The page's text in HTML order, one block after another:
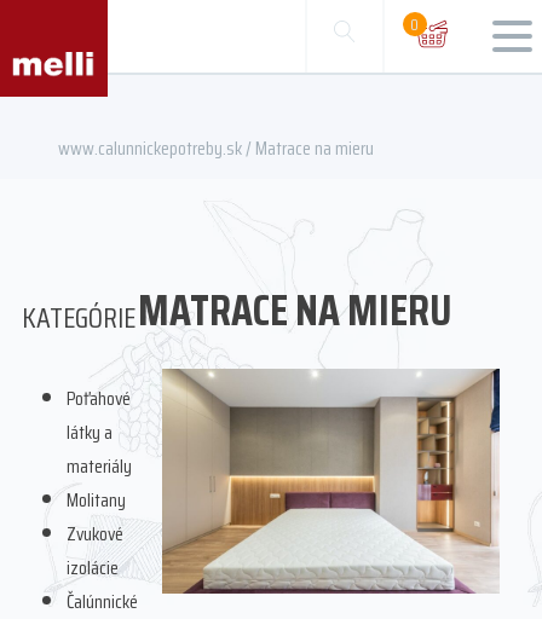
0
www.calunnickepotreby.sk/ Matrace na mieru
KATEGÓRIE
Poťahové
látky a
materiály
Molitany
Zvukové
izolácie
Čalúnnické
MATRACE NA MIERU